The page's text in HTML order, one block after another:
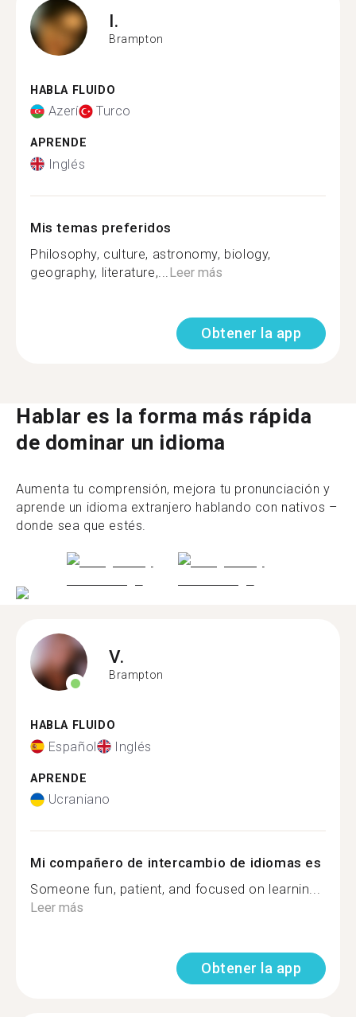
I.
Brampton
HABLA FLUIDO
Azerí Turco
APRENDE
Inglés
Mis temas preferidos
Philosophy, culture, astronomy, biology,
geography, literature,... Leer más
Obtener la app
Hablar es la forma más rápida
de dominar un idioma
Aumenta tu comprensión, mejora tu pronunciación y
aprende un idioma extranjero hablando con nativos –
donde sea que estés.
V.
Brampton
HABLA FLUIDO
Español Inglés
APRENDE
Ucraniano
Mi compañero de intercambio de idiomas es
Someone fun, patient, and focused on learnin...
Leer más
Obtener la app